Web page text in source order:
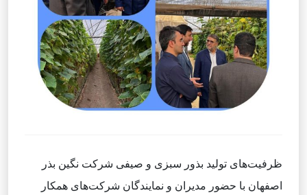
ظرفیت‌های تولید بذور سبزی و صیفی شرکت نگین بذر
اصفهان با حضور مدیران و نمایندگان شرکت‌های همکار